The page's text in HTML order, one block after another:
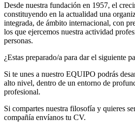
Desde nuestra fundación en 1957, el
constituyendo en la actualidad una
integrada, de ámbito internacional, con
los que ejercemos nuestra actividad
personas.
¿Estas preparado/a para dar el siguiente
Si te unes a nuestro EQUIPO podrás
alto nivel, dentro de un entorno de
profesional.
Si compartes nuestra filosofía y quieres
compañía envíanos tu CV.